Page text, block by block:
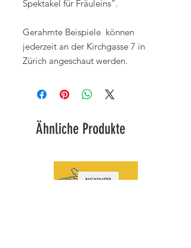
Spektakel für Fräuleins”.
Gerahmte Beispiele können
jederzeit an der Kirchgasse 7 in
Zürich angeschaut werden.
Ähnliche Produkte